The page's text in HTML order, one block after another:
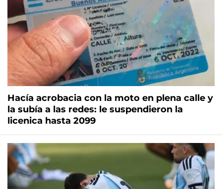
Hacía acrobacia con la moto en plena calle y
la subía a las redes: le suspendieron la
licenica hasta 2099